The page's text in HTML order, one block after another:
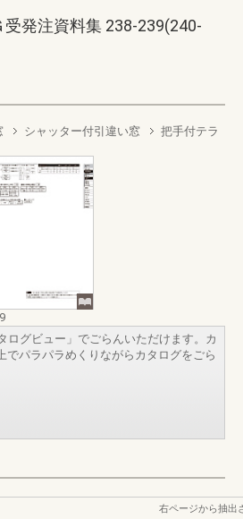
発注資料集 238-239(240-
シャッター付引違い窓
把手付テラ
ログビュー」でごらんいただけます。カ
でパラパラめくりながらカタログをごら
右ページから抽出